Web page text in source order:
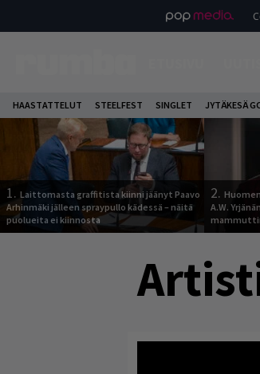
HAASTATTELUT STEELFEST SINGLET JYTÄKESÄ
1. Laittomasta graffitista kiinni jäänyt Paavo
Arhinmäki jälleen spraypullo kädessä – näitä
puolueita ei kiinnosta
2.
A.W.